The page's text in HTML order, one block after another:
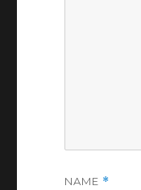
NAME *